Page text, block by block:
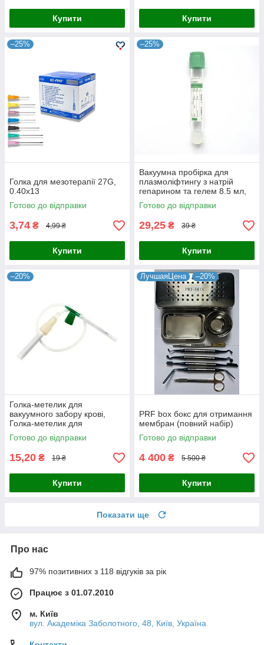
Купити Купити
–25%
Голка для мезотерапії 27G,
0.40x13
Готово до відправки
3,74 ₴ 4,99 ₴
Купити
–25%
Вакуумна пробірка для
плазмоліфтингу з натрій
гепарином та гелем 8.5 мл,
16x100 мм
Готово до відправки
29,25 ₴ 39 ₴
Купити
–20%
Голка-метелик для
вакуумного забору крові,
Голка-метелик для
плазмоліфтингу
Готово до відправки
15,20 ₴ 19 ₴
Купити
ЛучшаяЦена –20%
PRF box бокс для отримання
мембран (повний набір)
Готово до відправки
4 400 ₴ 5 500 ₴
Купити
Показати ще
Про нас
97% позитивних з 118 відгуків за рік
Працює з 01.07.2010
м. Київ
вул. Академіка Заболотного, 48, Київ, Україна